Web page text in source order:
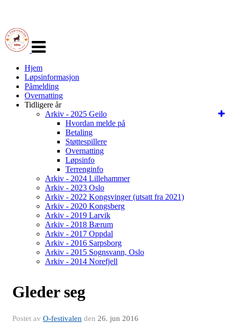
navigasjon
Hjem
Løpsinformasjon
Påmelding
Overnatting
Tidligere år
Arkiv - 2025 Geilo
Hvordan melde på
Betaling
Støttespillere
Overnatting
Løpsinfo
Terrenginfo
Arkiv - 2024 Lillehammer
Arkiv - 2023 Oslo
Arkiv - 2022 Kongsvinger (utsatt fra 2021)
Arkiv - 2020 Kongsberg
Arkiv - 2019 Larvik
Arkiv - 2018 Bærum
Arkiv - 2017 Oppdal
Arkiv - 2016 Sarpsborg
Arkiv - 2015 Sognsvann, Oslo
Arkiv - 2014 Norefjell
Gleder seg
Postet av O-festivalen den 26. jun 2016